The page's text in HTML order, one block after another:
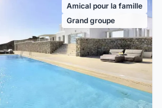
Amical pour la famille
Grand groupe